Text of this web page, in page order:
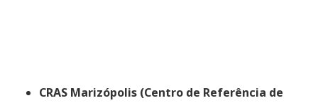
CRAS Marizópolis (Centro de Referência de